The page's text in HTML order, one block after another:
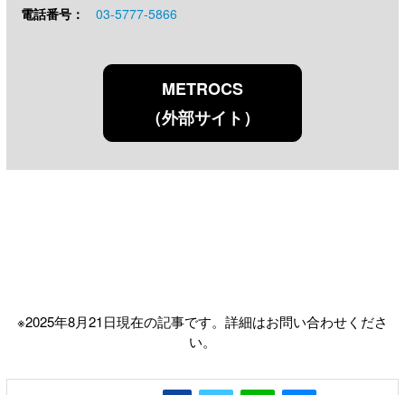
電話番号：
03-5777-5866
METROCS
（外部サイト）
※2025年8月21日現在の記事です。詳細はお問い合わせくださ
い。